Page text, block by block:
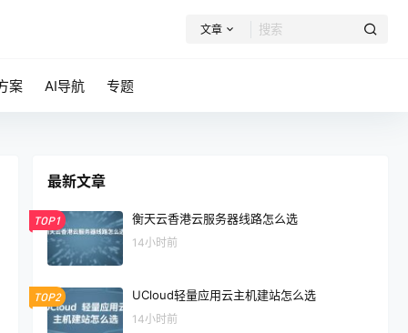
文章
案 AI导航 专题
最新文章
TOP1 衡天云香港云服务器线路怎么选
14小时前
TOP2 UCloud轻量应用云主机建站怎么选
14小时前